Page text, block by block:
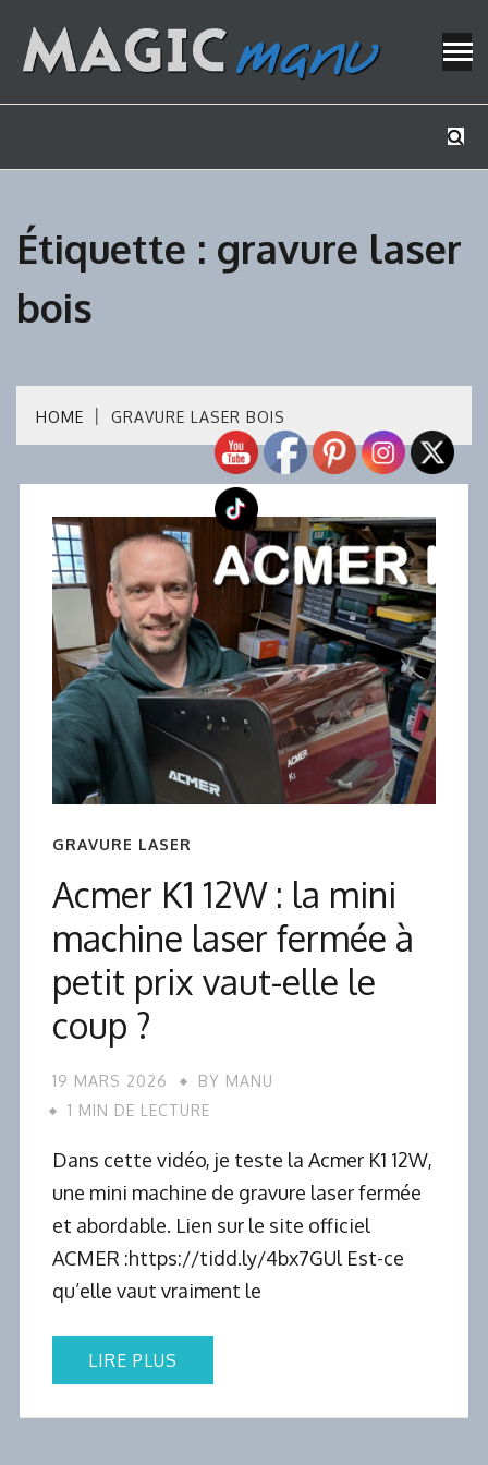
content
Étiquette : gravure laser
bois
HOME GRAVURE LASER BOIS
GRAVURE LASER
Acmer K1 12W : la mini
machine laser fermée à
petit prix vaut-elle le
coup ?
19 MARS 2026 BY MANU
1 MIN DE LECTURE
Dans cette vidéo, je teste la Acmer K1 12W,
une mini machine de gravure laser fermée
et abordable. Lien sur le site officiel
ACMER :https://tidd.ly/4bx7GUl Est-ce
qu’elle vaut vraiment le
LIRE PLUS